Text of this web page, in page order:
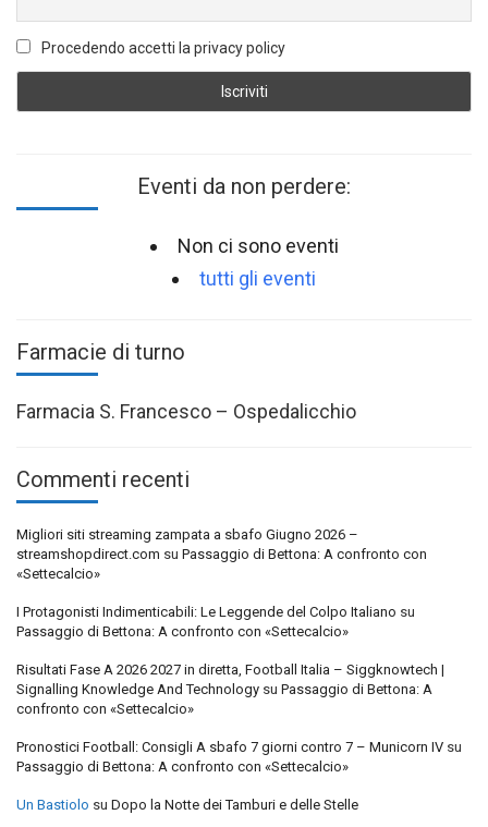
Procedendo accetti la privacy policy
Eventi da non perdere:
Non ci sono eventi
tutti gli eventi
Farmacie di turno
Farmacia S. Francesco – Ospedalicchio
Commenti recenti
Migliori siti streaming zampata a sbafo Giugno 2026 –
streamshopdirect.com su Passaggio di Bettona: A confronto con
«Settecalcio»
I Protagonisti Indimenticabili: Le Leggende del Colpo Italiano su
Passaggio di Bettona: A confronto con «Settecalcio»
Risultati Fase A 2026 2027 in diretta, Football Italia – Siggknowtech |
Signalling Knowledge And Technology su Passaggio di Bettona: A
confronto con «Settecalcio»
Pronostici Football: Consigli A sbafo 7 giorni contro 7 – Municorn IV su
Passaggio di Bettona: A confronto con «Settecalcio»
Un Bastiolo su Dopo la Notte dei Tamburi e delle Stelle